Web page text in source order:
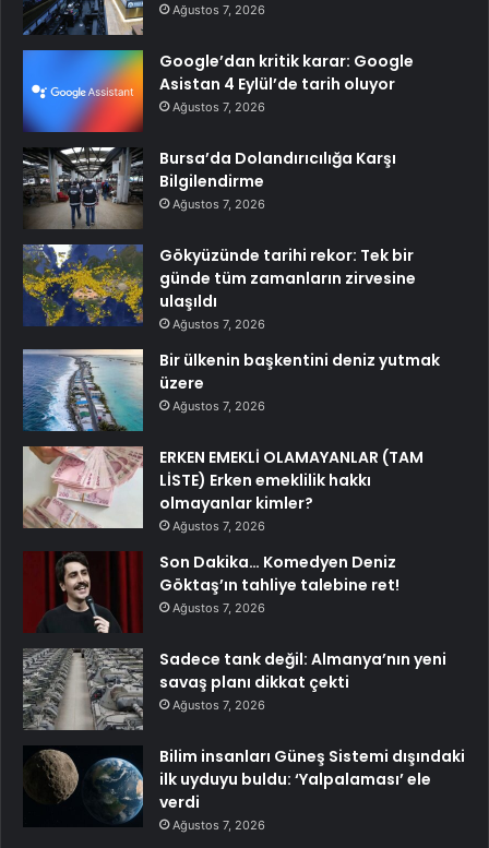
Ağustos 7, 2026
Google’dan kritik karar: Google
Asistan 4 Eylül’de tarih oluyor
Ağustos 7, 2026
Bursa’da Dolandırıcılığa Karşı
Bilgilendirme
Ağustos 7, 2026
Gökyüzünde tarihi rekor: Tek bir
günde tüm zamanların zirvesine
ulaşıldı
Ağustos 7, 2026
Bir ülkenin başkentini deniz yutmak
üzere
Ağustos 7, 2026
ERKEN EMEKLİ OLAMAYANLAR (TAM
LİSTE) Erken emeklilik hakkı
olmayanlar kimler?
Ağustos 7, 2026
Son Dakika… Komedyen Deniz
Göktaş’ın tahliye talebine ret!
Ağustos 7, 2026
Sadece tank değil: Almanya’nın yeni
savaş planı dikkat çekti
Ağustos 7, 2026
Bilim insanları Güneş Sistemi dışındaki
ilk uyduyu buldu: ‘Yalpalaması’ ele
verdi
Ağustos 7, 2026